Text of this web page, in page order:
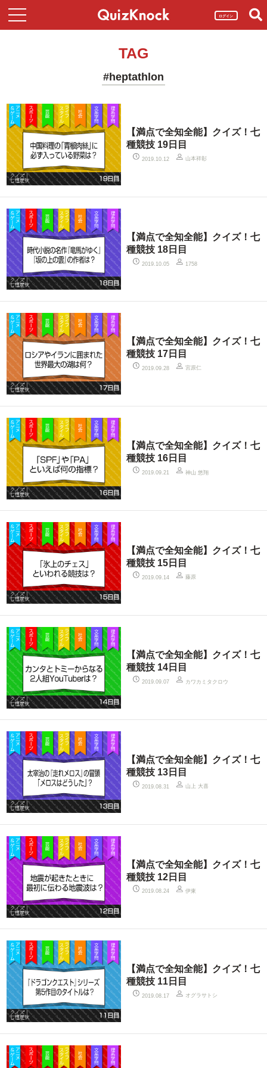
ログイン
TAG
#heptathlon
【満点で全知全能】クイズ！七
種競技 19日目
2019.10.12 山本祥彰
【満点で全知全能】クイズ！七
種競技 18日目
2019.10.05 1758
【満点で全知全能】クイズ！七
種競技 17日目
2019.09.28 宮原仁
【満点で全知全能】クイズ！七
種競技 16日目
2019.09.21 神山 悠翔
【満点で全知全能】クイズ！七
種競技 15日目
2019.09.14 藤原
【満点で全知全能】クイズ！七
種競技 14日目
2019.09.07 カワカミタクロウ
【満点で全知全能】クイズ！七
種競技 13日目
2019.08.31 山上 大喜
【満点で全知全能】クイズ！七
種競技 12日目
2019.08.24 伊東
【満点で全知全能】クイズ！七
種競技 11日目
2019.08.17 オグラサトシ